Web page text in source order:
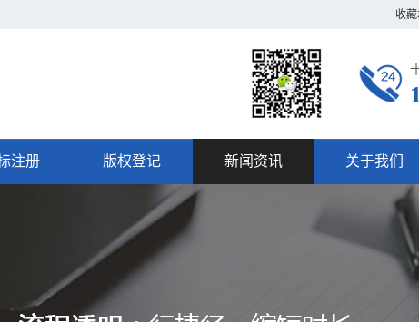
收
注册 版权登记 新闻资讯 关于我们